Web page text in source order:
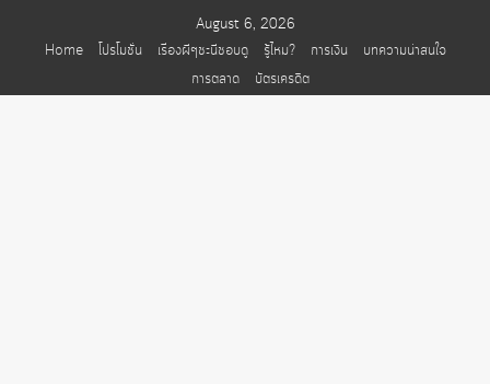
August 6, 2026
Home
โปรโมชั่น เรื่องผีๆชะนีชอบดู รู้ไหม? การเงิน
บทความน่าสนใจ
การตลาด
บัตรเครดิต